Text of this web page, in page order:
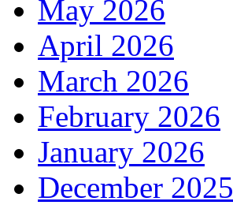
May 2026
April 2026
March 2026
February 2026
January 2026
December 2025